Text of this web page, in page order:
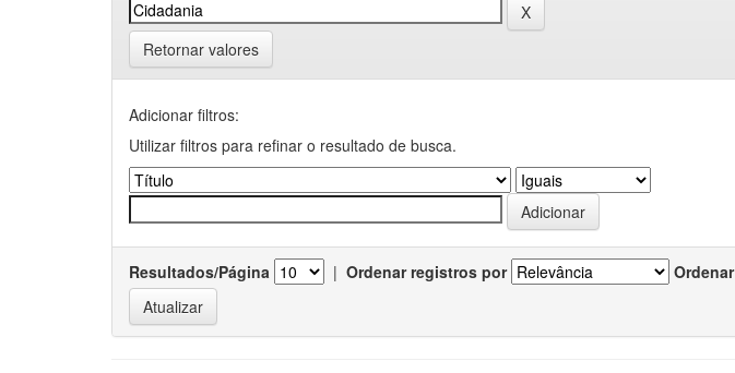
Retornar valores
Adicionar filtros:
Utilizar filtros para refinar o resultado de busca.
Resultados/Página | Ordenar registros por Ordenar